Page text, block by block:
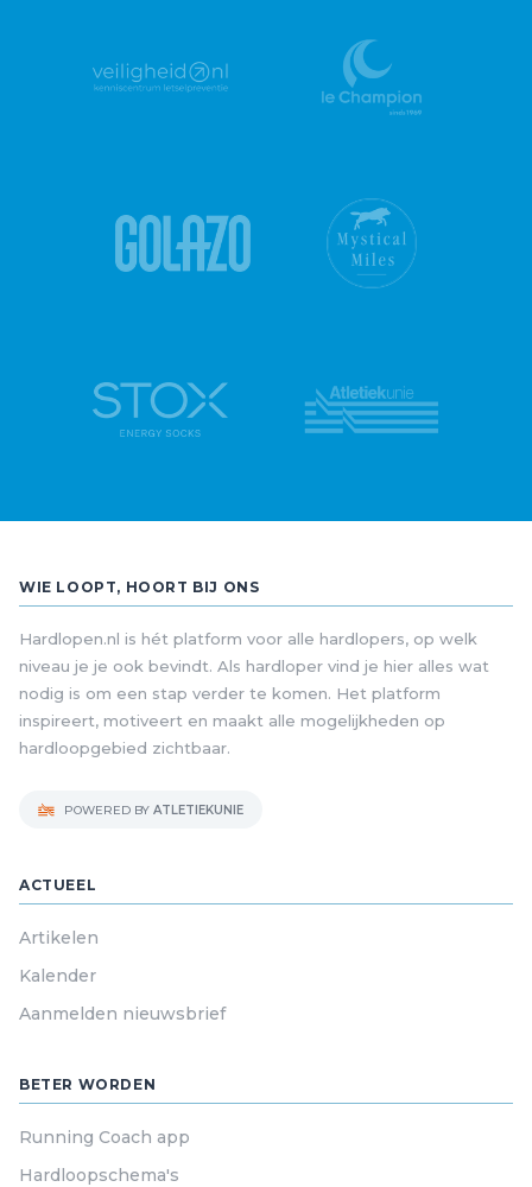
WIE LOOPT, HOORT BIJ ONS
Hardlopen.nl is hét platform voor alle hardlopers, op welk
niveau je je ook bevindt. Als hardloper vind je hier alles wat
nodig is om een stap verder te komen. Het platform
inspireert, motiveert en maakt alle mogelijkheden op
hardloopgebied zichtbaar.
POWERED BY ATLETIEKUNIE
ACTUEEL
Artikelen
Kalender
Aanmelden nieuwsbrief
BETER WORDEN
Running Coach app
Hardloopschema's